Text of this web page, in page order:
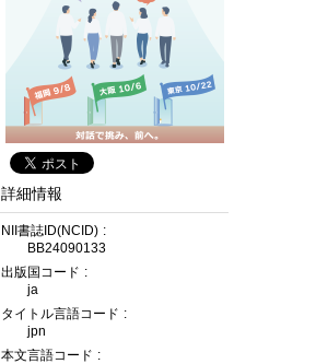
詳細情報
NII書誌ID(NCID)
BB24090133
出版国コード
ja
タイトル言語コード
jpn
本文言語コード